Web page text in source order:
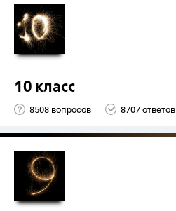
10 класс
8508 вопросов 8707 ответов